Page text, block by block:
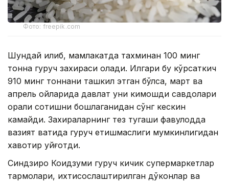
Фото: freepik.com
Шундай қилиб, мамлакатда тахминан 100 минг
тонна гуруч захираси қолади. Илгари бу кўрсаткич
910 минг тоннани ташкил этган бўлса, март ва
апрель ойларида давлат уни кимошди савдолари
орқали сотишни бошлаганидан сўнг кескин
камайди. Захираларнинг тез тугаши фавқулодда
вазият вақтида гуруч етишмаслиги мумкинлигидан
хавотир уйғотди.
Синдзиро Коидзуми гуруч кичик супермаркетлар
тармоқлари, ихтисослаштирилган дўконлар ва